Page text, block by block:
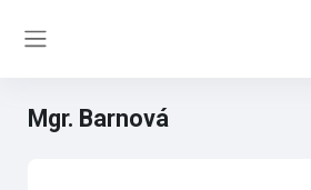
Mgr. Barnová